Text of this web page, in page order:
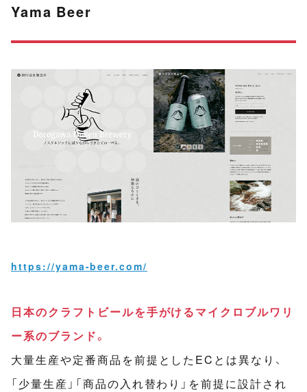
Yama Beer
https://yama-beer.com/
日本のクラフトビールを手がけるマイクロブルワリ
ー系のブランド。
大量生産や定番商品を前提としたECとは異なり、
「少量生産」「商品の入れ替わり」を前提に設計され